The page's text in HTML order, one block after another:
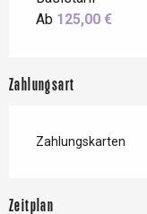
Ab 125,00 €
Zahlungsart
Zahlungskarten
Zeitplan